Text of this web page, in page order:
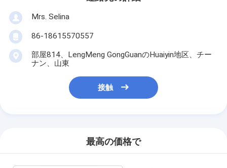
Mrs. Selina
86-18615570557
部屋814、LengMeng GongGuanのHuaiyin地区、チー
ナン、山東
接触
最高の価格で